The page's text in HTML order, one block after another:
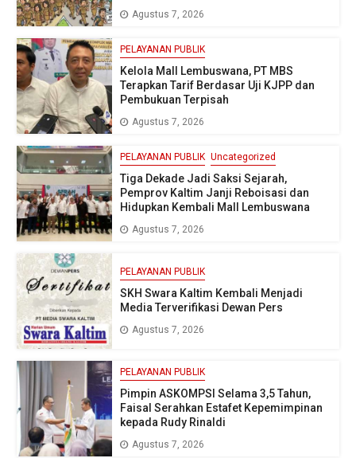
Agustus 7, 2026
PELAYANAN PUBLIK
Kelola Mall Lembuswana, PT MBS
Terapkan Tarif Berdasar Uji KJPP dan
Pembukuan Terpisah
Agustus 7, 2026
PELAYANAN PUBLIK Uncategorized
Tiga Dekade Jadi Saksi Sejarah,
Pemprov Kaltim Janji Reboisasi dan
Hidupkan Kembali Mall Lembuswana
Agustus 7, 2026
PELAYANAN PUBLIK
SKH Swara Kaltim Kembali Menjadi
Media Terverifikasi Dewan Pers
Agustus 7, 2026
PELAYANAN PUBLIK
Pimpin ASKOMPSI Selama 3,5 Tahun,
Faisal Serahkan Estafet Kepemimpinan
kepada Rudy Rinaldi
Agustus 7, 2026